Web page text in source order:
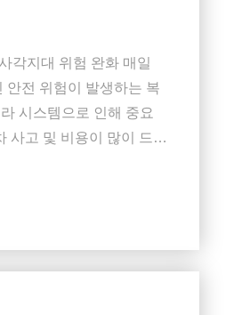
각지대 위험 완화 매일
안전 위험이 발생하는 복
시스템으로 인해 중요
사고 및 비용이 많이 드는
규제 안전 표준을 ...